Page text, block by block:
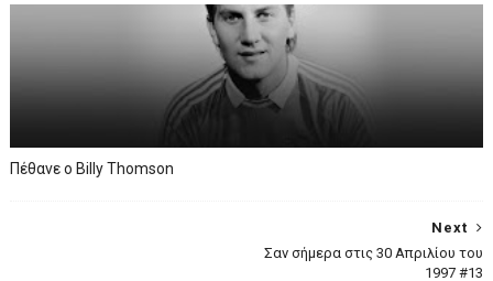
Πέθανε ο Billy Thomson
Next
Σαν σήμερα στις 30 Απριλίου του
1997 #13